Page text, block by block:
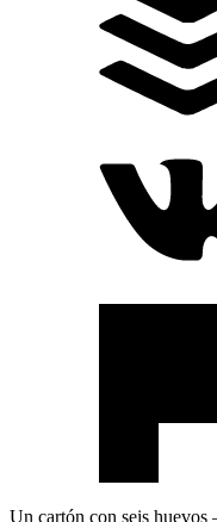
Un cartón con seis